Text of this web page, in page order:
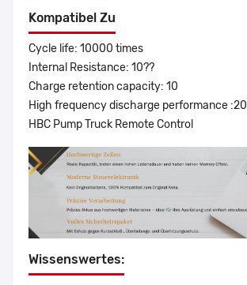
Kompatibel Zu
Cycle life: 10000 times
Internal Resistance: 10??
Charge retention capacity: 10
High frequency discharge performance :20
HBC Pump Truck Remote Control
Wissenswertes: